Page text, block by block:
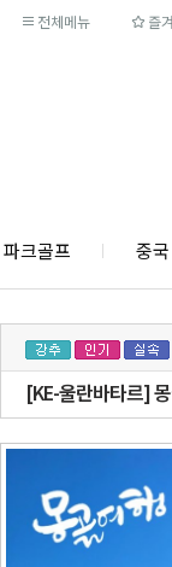
전체메뉴 즐
파크골프 중국
[KE-울란바타르]